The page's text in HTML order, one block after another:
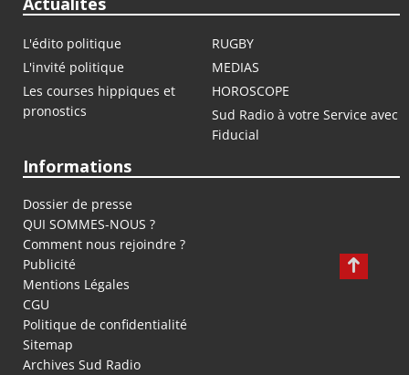
L'édito politique
RUGBY
L'invité politique
MEDIAS
Les courses hippiques et
pronostics
HOROSCOPE
Sud Radio à votre Service avec
Fiducial
Informations
Dossier de presse
QUI SOMMES-NOUS ?
Comment nous rejoindre ?
Publicité
Mentions Légales
CGU
Politique de confidentialité
Sitemap
Archives Sud Radio